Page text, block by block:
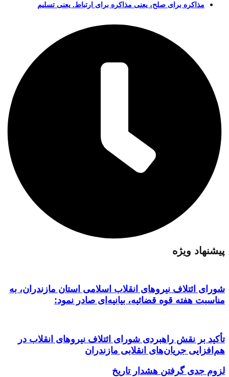
مذاکره برای صلح، یعنی مذاکره برای ارتباط. یعنی تسلیم
پیشنهاد ویژه
شورای ائتلاف نیروهای انقلاب اسلامی استان مازندران، به
مناسبت هفته قوه قضائیه، بیانیه‌ای صادر نمود:
تأکید بر نقش راهبردی شورای ائتلاف نیروهای انقلاب در
هم‌افزایی جریان‌های انقلابی مازندران
لزوم جدی گرفتن هشدار تاریخ